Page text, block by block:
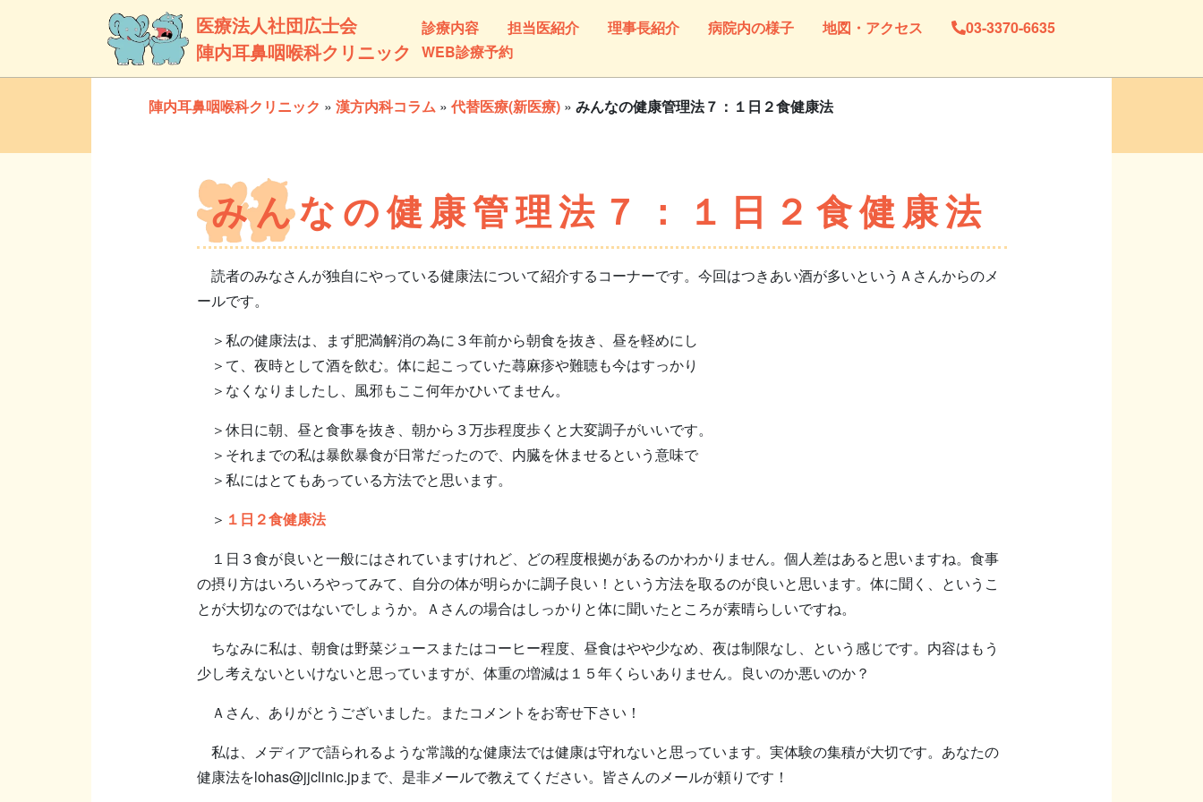
医療法人社団広士会
陣内耳鼻咽喉科クリニック
診療内容 担当医紹介 理事長紹介 病院内の様子 地図・アクセス
03-3370-6635
WEB診療予約
陣内耳鼻咽喉科クリニック » 漢方内科コラム » 代替医療(新医療) » みんなの健康管理法７：１日２食健康法
みんなの健康管理法７：１日２食健康法
読者のみなさんが独自にやっている健康法について紹介するコーナーです。今回はつきあい酒が多いというＡさんからのメ
ールです。
＞私の健康法は、まず肥満解消の為に３年前から朝食を抜き、昼を軽めにし
＞て、夜時として酒を飲む。体に起こっていた蕁麻疹や難聴も今はすっかり
＞なくなりましたし、風邪もここ何年かひいてません。
＞休日に朝、昼と食事を抜き、朝から３万歩程度歩くと大変調子がいいです。
＞それまでの私は暴飲暴食が日常だったので、内臓を休ませるという意味で
＞私にはとてもあっている方法でと思います。
＞ １日２食健康法
１日３食が良いと一般にはされていますけれど、どの程度根拠があるのかわかりません。個人差はあると思いますね。食事
の摂り方はいろいろやってみて、自分の体が明らかに調子良い！という方法を取るのが良いと思います。体に聞く、というこ
とが大切なのではないでしょうか。Ａさんの場合はしっかりと体に聞いたところが素晴らしいですね。
ちなみに私は、朝食は野菜ジュースまたはコーヒー程度、昼食はやや少なめ、夜は制限なし、という感じです。内容はもう
少し考えないといけないと思っていますが、体重の増減は１５年くらいありません。良いのか悪いのか？
Ａさん、ありがとうございました。またコメントをお寄せ下さい！
私は、メディアで語られるような常識的な健康法では健康は守れないと思っています。実体験の集積が大切です。あなたの
健康法をlohas@jjclinic.jpまで、是非メールで教えてください。皆さんのメールが頼りです！